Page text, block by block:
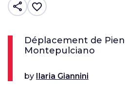
share favorite_border
Déplacement de
Montepulciano
by Ilaria Giannini